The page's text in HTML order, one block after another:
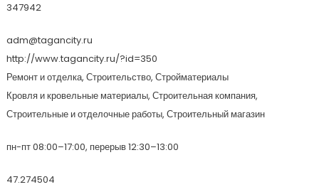
347942
adm@tagancity.ru
http://www.tagancity.ru/?id=350
Ремонт и отделка, Строительство, Стройматериалы
Кровля и кровельные материалы, Строительная компания,
Строительные и отделочные работы, Строительный магазин
пн-пт 08:00–17:00, перерыв 12:30–13:00
47.274504